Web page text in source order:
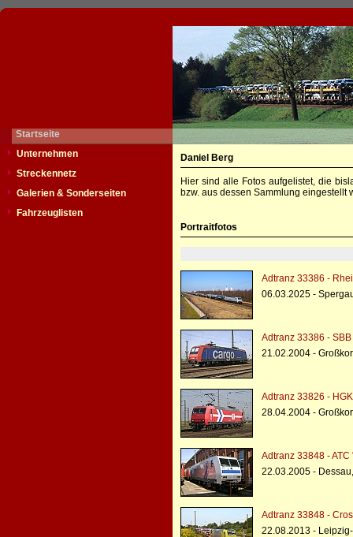
Startseite
Unternehmen
Streckennetz
Galerien & Sonderseiten
Fahrzeuglisten
Daniel Berg
Hier sind alle Fotos aufgelistet, die
bzw. aus dessen Sammlung eingestellt
Portraitfotos
Adtranz 33386 -
06.03.2025 -
Adtranz 33386 -
21.02.2004 -
Adtranz 33826 -
28.04.2004 -
Adtranz 33848 -
22.03.2005 -
Adtranz 33848 -
22.08.2013 -